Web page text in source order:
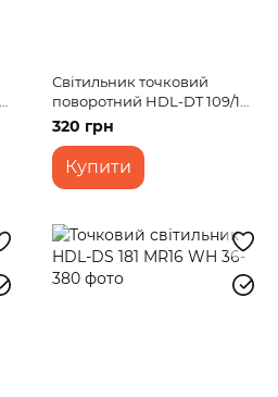
Світильник точковий
поворотний HDL-DT 109/1
MR16 SL
320 грн
Купити